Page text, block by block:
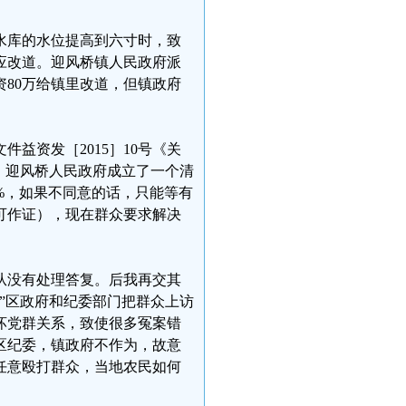
库的水位提高到六寸时，致
道。迎风桥镇人民政府派
万给镇里改道，但镇政府
益资发［2015］10号《关
风桥人民政府成立了一个清
如果不同意的话，只能等有
作证），现在群众要求解决
没有处理答复。后我再交其
政府和纪委部门把群众上访
党群关系，致使很多冤案错
纪委，镇政府不作为，故意
意殴打群众，当地农民如何